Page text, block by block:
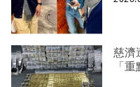
慈濟
「